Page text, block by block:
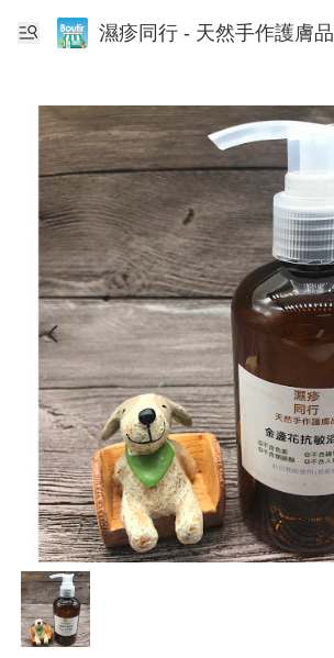
濕疹同行 - 天然手作護膚品